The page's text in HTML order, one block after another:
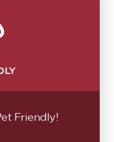
Friendly!